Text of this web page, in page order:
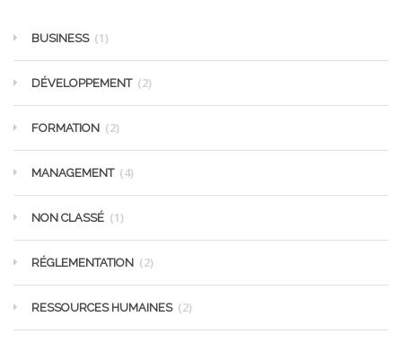
BUSINESS (1)
DÉVELOPPEMENT (2)
FORMATION (2)
MANAGEMENT (4)
NON CLASSÉ (1)
RÉGLEMENTATION (2)
RESSOURCES HUMAINES (2)